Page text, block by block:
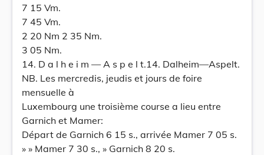
7 15 Vm.
7 45 Vm.
2 20 Nm 2 35 Nm.
3 05 Nm.
14. D a l h e i m — A s p e l t.14. Dalheim—Aspelt.
NB. Les mercredis, jeudis et jours de foire
mensuelle à
Luxembourg une troisième course a lieu entre
Garnich et Mamer:
Départ de Garnich 6 15 s., arrivée Mamer 7 05 s.
» » Mamer 7 30 s., » Garnich 8 20 s.